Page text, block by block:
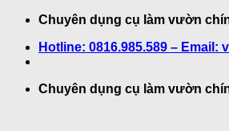
dung
Chuyên dụng cụ làm vườn
Hotline: 0816.985.589 – Email:
Chuyên dụng cụ làm vườn